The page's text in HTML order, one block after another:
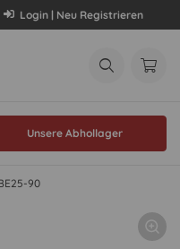
Login | Neu Registrieren
Unsere Abhollager
90